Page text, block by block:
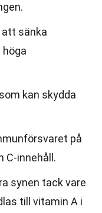
att sänka
kan skydda
på
C-innehåll.
synen tack vare
till vitamin A i